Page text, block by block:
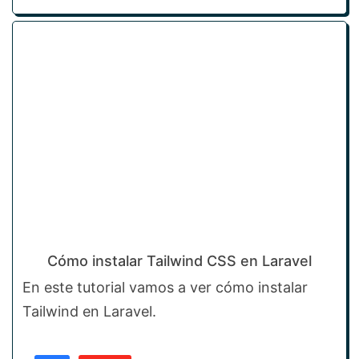
Cómo instalar Tailwind CSS en Laravel
En este tutorial vamos a ver cómo instalar
Tailwind en Laravel.